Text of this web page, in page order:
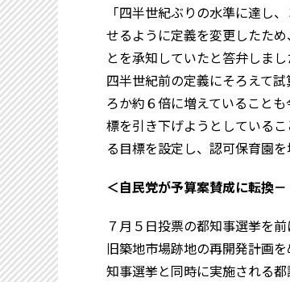
「四半世紀ぶりの水準に達し
せるように定義を変更したた
とを承知していたと答弁しま
四半世紀前の定義にそろえて
ろか約６倍に増えていること
標を引き下げようとしている
る目標を設定し、認可保育園
＜自民党が予算案賛成に転換
７月５日投票の都知事選挙を
旧築地市場跡地の再開発計画
知事選挙と同時に実施される